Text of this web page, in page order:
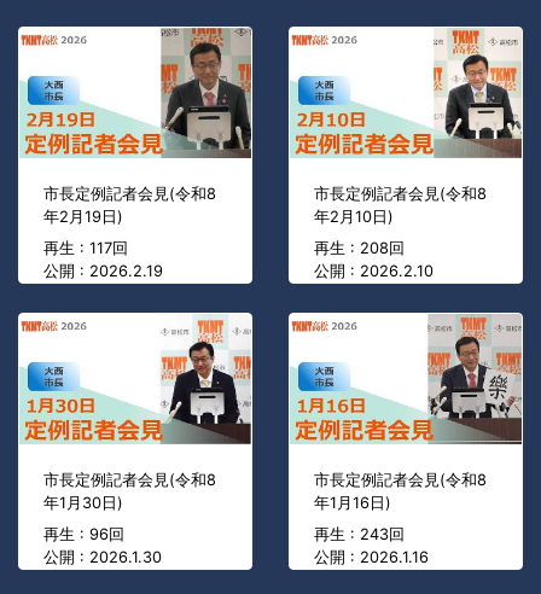
市長定例記者会見(令和8
年2月19日)
再生 : 117回
公開 : 2026.2.19
市長定例記者会見(令和8
年2月10日)
再生 : 208回
公開 : 2026.2.10
市長定例記者会見(令和8
年1月30日)
再生 : 96回
公開 : 2026.1.30
市長定例記者会見(令和8
年1月16日)
再生 : 243回
公開 : 2026.1.16